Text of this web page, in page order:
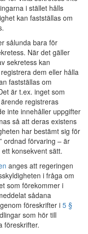
i stället hålls
kan fastställas om
sålunda bara för
När det gäller
sekretess kan
dem eller hålla
fastställas om
är t.ex. inget som
registreras
inte innehåller uppgifter
så att deras existens
har bestämt sig för
ordnad förvaring – är
konsekvent sätt.
anges att regeringen
i fråga om
som förekommer i
sådana
föreskrifter i 5 §
som hör till
föreskrifter.